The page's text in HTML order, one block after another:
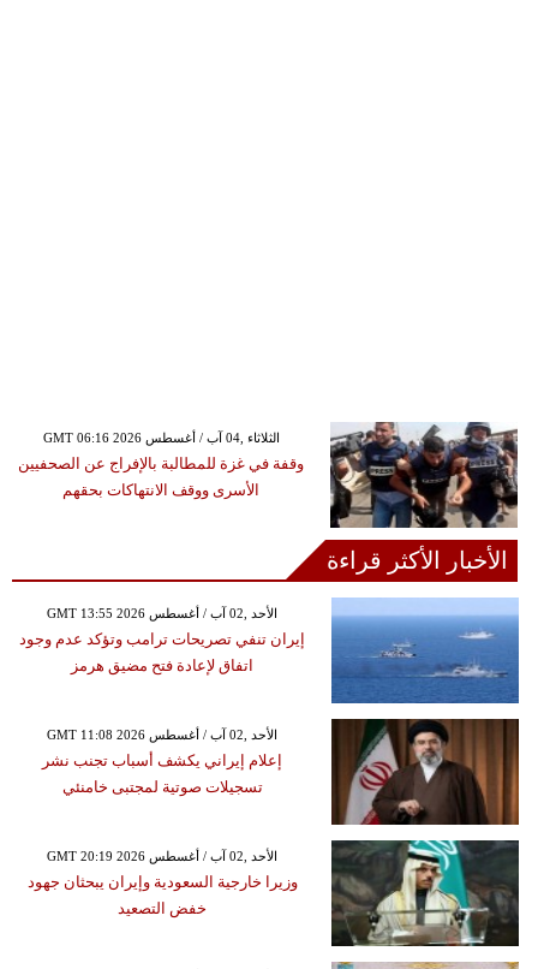
GMT 06:16 2026 الثلاثاء ,04 آب / أغسطس
وقفة في غزة للمطالبة بالإفراج عن الصحفيين
الأسرى ووقف الانتهاكات بحقهم
الأخبار الأكثر قراءة
GMT 13:55 2026 الأحد ,02 آب / أغسطس
إيران تنفي تصريحات ترامب وتؤكد عدم وجود
اتفاق لإعادة فتح مضيق هرمز
GMT 11:08 2026 الأحد ,02 آب / أغسطس
إعلام إيراني يكشف أسباب تجنب نشر
تسجيلات صوتية لمجتبى خامنئي
GMT 20:19 2026 الأحد ,02 آب / أغسطس
وزيرا خارجية السعودية وإيران يبحثان جهود
خفض التصعيد